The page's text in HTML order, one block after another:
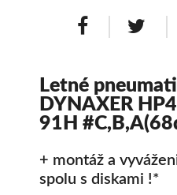
Letné
DYNAXER
91H
+ montáž a
spolu s diskami !*